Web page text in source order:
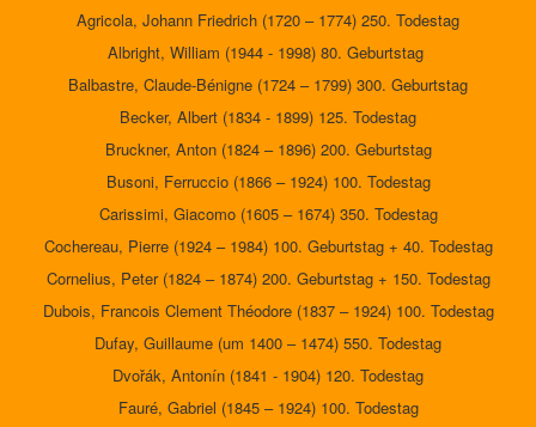
Agricola, Johann Friedrich (1720 – 1774) 250. Todestag
Albright, William (1944 - 1998) 80. Geburtstag
Balbastre, Claude-Bénigne (1724 – 1799) 300. Geburtstag
Becker, Albert (1834 - 1899) 125. Todestag
Bruckner, Anton (1824 – 1896) 200. Geburtstag
Busoni, Ferruccio (1866 – 1924) 100. Todestag
Carissimi, Giacomo (1605 – 1674) 350. Todestag
Cochereau, Pierre (1924 – 1984) 100. Geburtstag + 40. Todestag
Cornelius, Peter (1824 – 1874) 200. Geburtstag + 150. Todestag
Dubois, Francois Clement Théodore (1837 – 1924) 100. Todestag
Dufay, Guillaume (um 1400 – 1474) 550. Todestag
Dvořák, Antonín (1841 - 1904) 120. Todestag
Fauré, Gabriel (1845 – 1924) 100. Todestag